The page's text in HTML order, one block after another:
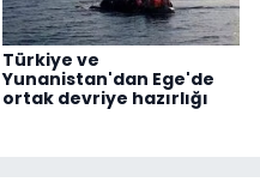
Türkiye ve
Yunanistan'dan Ege'de
ortak devriye hazırlığı